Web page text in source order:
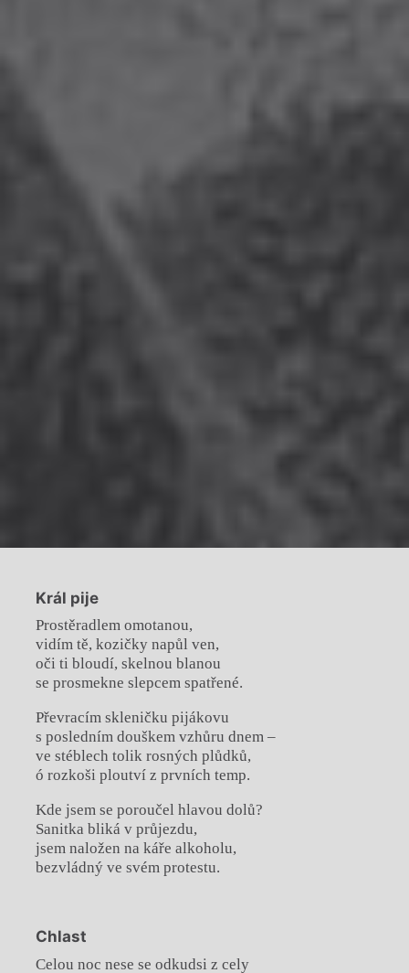
Král pije
Prostěradlem omotanou,
vidím tě, kozičky napůl ven,
oči ti bloudí, skelnou blanou
se prosmekne slepcem spatřené.
Převracím skleničku pijákovu
s posledním douškem vzhůru dnem –
ve stéblech tolik rosných plůdků,
ó rozkoši ploutví z prvních temp.
Kde jsem se poroučel hlavou dolů?
Sanitka bliká v průjezdu,
jsem naložen na káře alkoholu,
bezvládný ve svém protestu.
Chlast
Celou noc nese se odkudsi z cely